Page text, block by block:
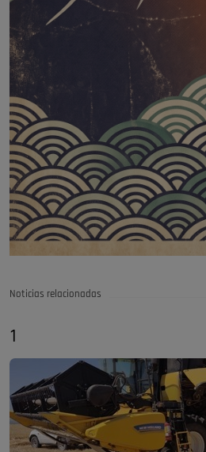
Noticias relacionadas
1